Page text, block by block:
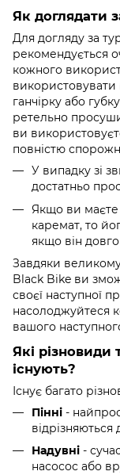
Як доглядати
Для догляду за
рекомендується
кожного
ганчірку або
ретельно
ви
повністю
У випадку зі
достатньо
Якщо ви
каремат, то
якщо він
Завдяки
Black Bike ви
своєї наступної
насолоджуйтеся
вашого
Які різновиди
існують?
Існує багато
Пінні -
Надувні -
насосос або